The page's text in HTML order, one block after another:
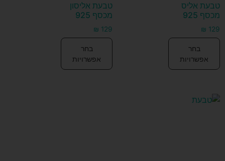
טבעת אליס
מכסף 925
₪ 129
בחר
אפשרויות
טבעת אליסון
מכסף 925
₪ 129
בחר
אפשרויות